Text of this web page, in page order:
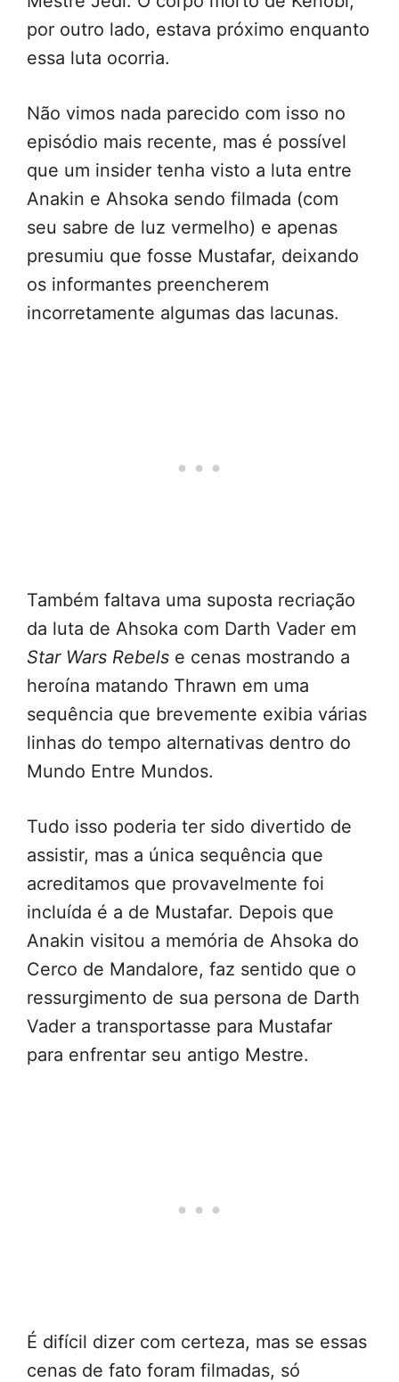
por outro lado, estava próximo enquanto
essa luta ocorria.
Não vimos nada parecido com isso no
episódio mais recente, mas é possível
que um insider tenha visto a luta entre
Anakin e Ahsoka sendo filmada (com
seu sabre de luz vermelho) e apenas
presumiu que fosse Mustafar, deixando
os informantes preencherem
incorretamente algumas das lacunas.
Também faltava uma suposta recriação
da luta de Ahsoka com Darth Vader em
Star Wars Rebels e cenas mostrando a
heroína matando Thrawn em uma
sequência que brevemente exibia várias
linhas do tempo alternativas dentro do
Mundo Entre Mundos.
Tudo isso poderia ter sido divertido de
assistir, mas a única sequência que
acreditamos que provavelmente foi
incluída é a de Mustafar. Depois que
Anakin visitou a memória de Ahsoka do
Cerco de Mandalore, faz sentido que o
ressurgimento de sua persona de Darth
Vader a transportasse para Mustafar
para enfrentar seu antigo Mestre.
É difícil dizer com certeza, mas se essas
cenas de fato foram filmadas, só